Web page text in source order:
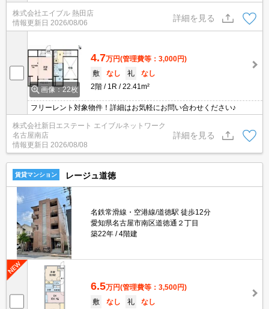
株式会社エイブル 熱田店
情報更新日 2026/08/06
詳細を見る
画像：22枚
4.7万円(管理費等：3,000円)
敷
なし 礼
なし
2階
1R 22.41m²
フリーレント対象物件！詳細はお気軽にお問い合わせください♪
株式会社新日エステート エイブルネットワーク
名古屋南店
情報更新日 2026/08/08
詳細を見る
賃貸マンション レージュ道徳
名鉄常滑線・空港線/道徳駅 徒歩12分
愛知県名古屋市南区道徳通２丁目
築22年
4階建
6.5万円(管理費等：3,500円)
敷
なし 礼
なし